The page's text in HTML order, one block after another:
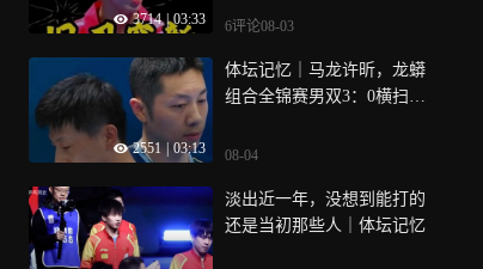
3714 | 03:33 6评论08-03
2551 03:13
体坛记忆｜马龙许昕，龙蟒
组合全锦赛男双3：0横扫夺
这就是天下第一男双！
08-04
淡出近一年，没想到能打的
还是当初那些人｜体坛记忆